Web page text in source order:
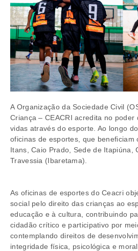
A Organização da Sociedade Civil
Criança – CEACRI acredita no poder
vidas através do esporte. Ao longo
oficinas de esportes, que beneficiam
Itans, Caio Prado, Sede de Itapiúna,
Travessia (Ibaretama).
As oficinas de esportes do Ceacri
social pelo direito das crianças ao
educação e à cultura, contribuindo
cidadão crítico e participativo por
contemplando direitos de
integridade física, psicológica e